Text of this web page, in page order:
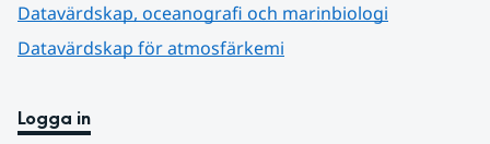
Datavärdskap, oceanografi och marinbiologi
Datavärdskap för atmosfärkemi
Logga in